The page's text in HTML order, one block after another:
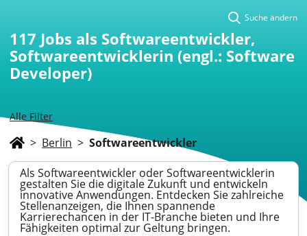
Alle Filter
Suche ändern
117 Jobs als Softwareentwickler,
Softwareentwicklerin (engl.: Software
Developer)
> Berlin > Softwareentwickler
Als Softwareentwickler oder Softwareentwicklerin
gestalten Sie die digitale Zukunft und entwickeln
innovative Anwendungen. Entdecken Sie zahlreiche
Stellenanzeigen, die Ihnen spannende
Karrierechancen in der IT-Branche bieten und Ihre
Fähigkeiten optimal zur Geltung bringen.